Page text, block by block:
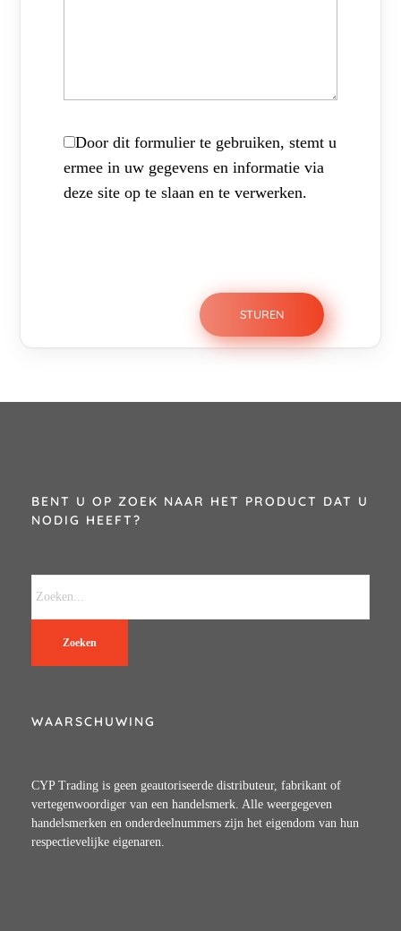
Door dit formulier te gebruiken, stemt u
ermee in uw gegevens en informatie via
deze site op te slaan en te verwerken.
BENT U OP ZOEK NAAR HET PRODUCT DAT U
NODIG HEEFT?
Zoeken
WAARSCHUWING
CYP Trading is geen geautoriseerde distributeur, fabrikant of
vertegenwoordiger van een handelsmerk. Alle weergegeven
handelsmerken en onderdeelnummers zijn het eigendom van hun
respectievelijke eigenaren.